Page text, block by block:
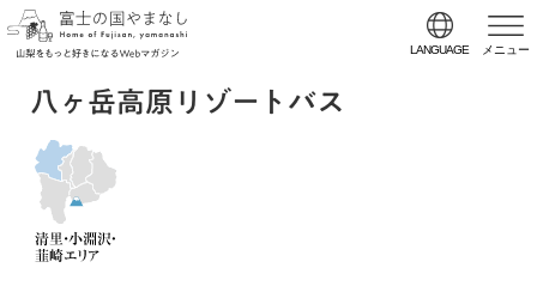
LANGUAGE メニュー
八ヶ岳高原リゾートバス